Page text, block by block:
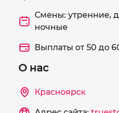
Смены: утренние,
ночные
Выплаты от 50 до
О нас
Красноярск